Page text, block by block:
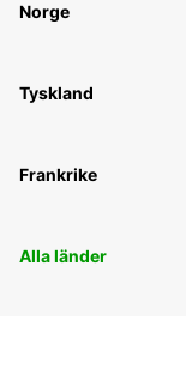
Norge
Tyskland
Frankrike
Alla länder